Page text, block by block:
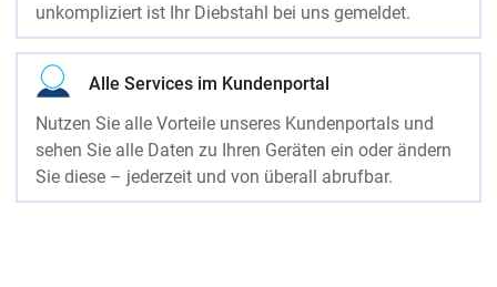
unkompliziert ist Ihr Diebstahl bei uns gemeldet.
Alle Services im Kundenportal
Nutzen Sie alle Vorteile unseres Kundenportals und
sehen Sie alle Daten zu Ihren Geräten ein oder ändern
Sie diese – jederzeit und von überall abrufbar.